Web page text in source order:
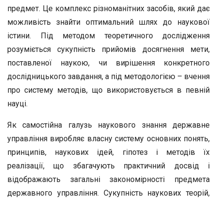
предмет. Це комплекс різноманітних засобів, який дає
можливість знайти оптимальний шлях до наукової
істини. Під методом теоретичного дослідження
розуміється сукупність прийомів досягнення мети,
поставленої наукою, чи вирішення конкретного
дослідницького завдання, а під методологією – вчення
про систему методів, що використовується в певній
науці.
Як самостійна галузь наукового знання державне
управління виробляє власну систему основних понять,
принципів, наукових ідей, гіпотез і методів їх
реалізації, що збагачують практичний досвід і
відображають загальні закономірності предмета
державного управління. Сукупність наукових теорій,